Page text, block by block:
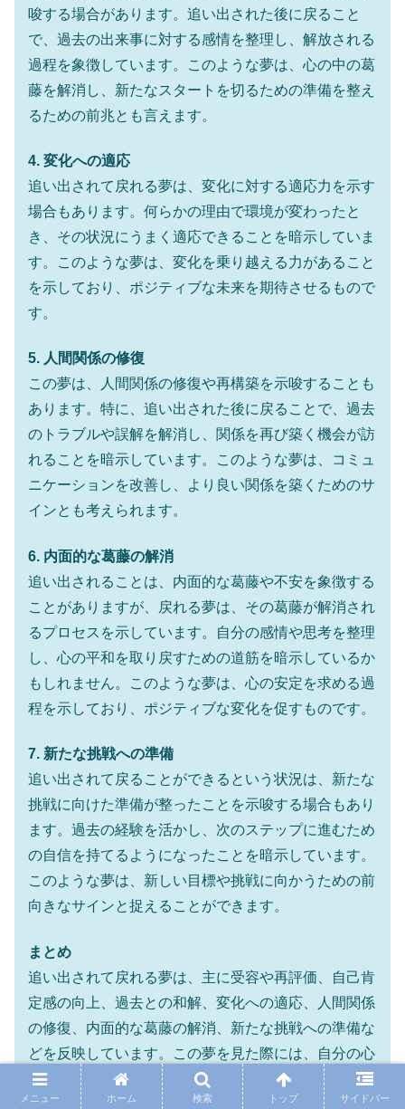
唆する場合があります。追い出された後に戻ること
で、過去の出来事に対する感情を整理し、解放される
過程を象徴しています。このような夢は、心の中の葛
藤を解消し、新たなスタートを切るための準備を整え
るための前兆とも言えます。
4. 変化への適応
追い出されて戻れる夢は、変化に対する適応力を示す
場合もあります。何らかの理由で環境が変わったと
き、その状況にうまく適応できることを暗示していま
す。このような夢は、変化を乗り越える力があること
を示しており、ポジティブな未来を期待させるもので
す。
5. 人間関係の修復
この夢は、人間関係の修復や再構築を示唆することも
あります。特に、追い出された後に戻ることで、過去
のトラブルや誤解を解消し、関係を再び築く機会が訪
れることを暗示しています。このような夢は、コミュ
ニケーションを改善し、より良い関係を築くためのサ
インとも考えられます。
6. 内面的な葛藤の解消
追い出されることは、内面的な葛藤や不安を象徴する
ことがありますが、戻れる夢は、その葛藤が解消され
るプロセスを示しています。自分の感情や思考を整理
し、心の平和を取り戻すための道筋を暗示しているか
もしれません。このような夢は、心の安定を求める過
程を示しており、ポジティブな変化を促すものです。
7. 新たな挑戦への準備
追い出されて戻ることができるという状況は、新たな
挑戦に向けた準備が整ったことを示唆する場合もあり
ます。過去の経験を活かし、次のステップに進むため
の自信を持てるようになったことを暗示しています。
このような夢は、新しい目標や挑戦に向かうための前
向きなサインと捉えることができます。
まとめ
追い出されて戻れる夢は、主に受容や再評価、自己肯
定感の向上、過去との和解、変化への適応、人間関係
の修復、内面的な葛藤の解消、新たな挑戦への準備な
どを反映しています。この夢を見た際には、自分の心
の状態や過去の経験を振り返り、成長の機会として捉
えることが重要です。自己理解を深め、ポジティブな
メニュー ホーム 検索 トップ サイドバー